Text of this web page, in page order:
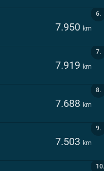
6.
7.950 km
7.
7.919 km
8.
7.688 km
9.
7.503 km
10.